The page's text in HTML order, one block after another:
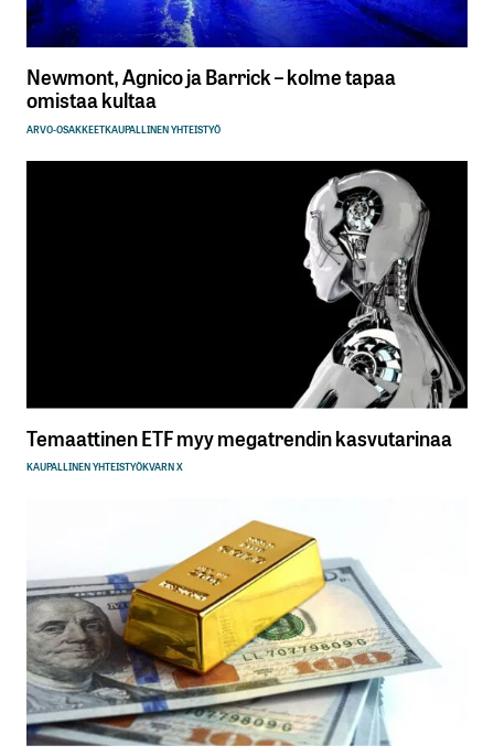
Newmont, Agnico ja Barrick – kolme tapaa
omistaa kultaa
ARVO-OSAKKEETKAUPALLINEN YHTEISTYÖ
Temaattinen ETF myy megatrendin kasvutarinaa
KAUPALLINEN YHTEISTYÖKVARN X